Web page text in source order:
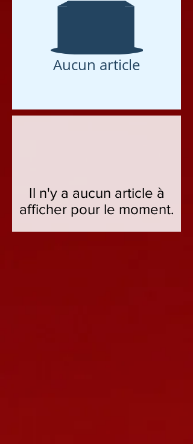
Aucun article
Il n'y a aucun article à
afficher pour le moment.